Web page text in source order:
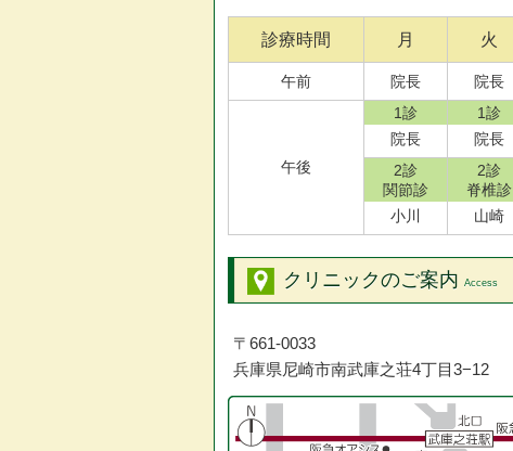
診療時間 月 火
午前 院長 院長
午後
1診
院長
1診
院長
2診
関節診
小川
2診
脊椎診
山崎
クリニックのご案内 Access
〒661-0033
兵庫県尼崎市南武庫之荘4丁目3−12